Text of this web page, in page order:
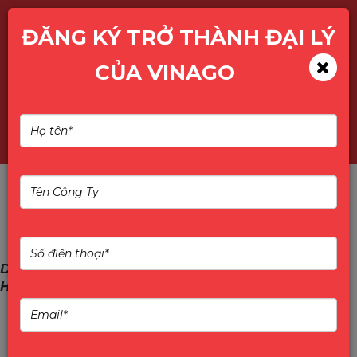
Dấu Ấn Vinago & Kioxia Tại Gala IT Director O35
HCM 2024
ĐĂNG KÝ TRỞ THÀNH ĐẠI LÝ
CỦA VINAGO